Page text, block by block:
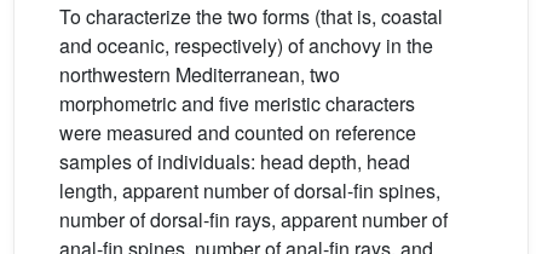
To characterize the two forms (that is, coastal
and oceanic, respectively) of anchovy in the
northwestern Mediterranean, two
morphometric and five meristic characters
were measured and counted on reference
samples of individuals: head depth, head
length, apparent number of dorsal-fin spines,
number of dorsal-fin rays, apparent number of
anal-fin spines, number of anal-fin rays, and